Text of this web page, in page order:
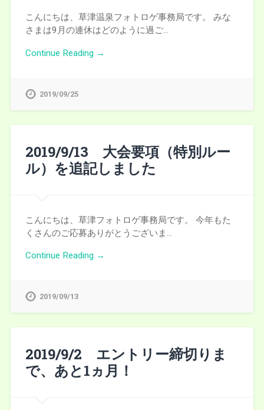
こんにちは、草津温泉フォトロゲ事務局です。 みな
さまは9月の連休はどのように過ご…
Continue Reading →
2019/09/25
2019/9/13 大会要項（特別ルー
ル）を追記しました
こんにちは、草津フォトロゲ事務局です。 今年もた
くさんのご応募ありがとうございま…
Continue Reading →
2019/09/13
2019/9/2 エントリー締切りま
で、あと1ヵ月！